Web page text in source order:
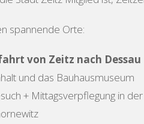
spannende Orte:
von Zeitz nach Dessau
und das Bauhausmuseum
+ Mittagsverpflegung in